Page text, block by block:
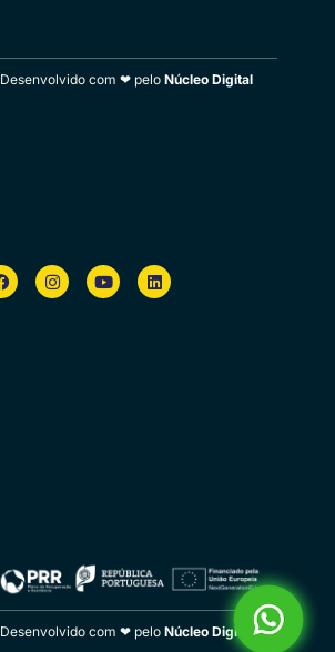
Desenvolvido com ❤ pelo Núcleo Digital
Desenvolvido com ❤ pelo Núcleo Digital